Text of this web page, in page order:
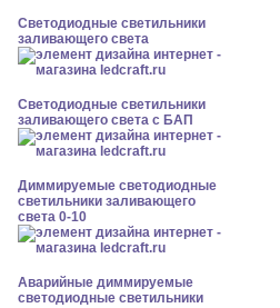
Светодиодные светильники
заливающего света
Светодиодные светильники
заливающего света с БАП
Диммируемые светодиодные
светильники заливающего
света 0-10
Аварийные диммируемые
светодиодные светильники